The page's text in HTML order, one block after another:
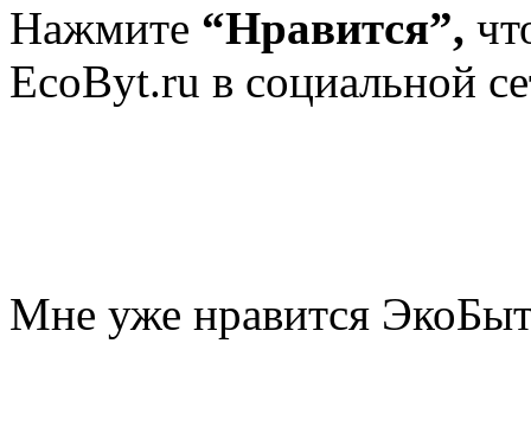
Нажмите “Нравится”,
EcoByt.ru в социальной
Мне уже нравится